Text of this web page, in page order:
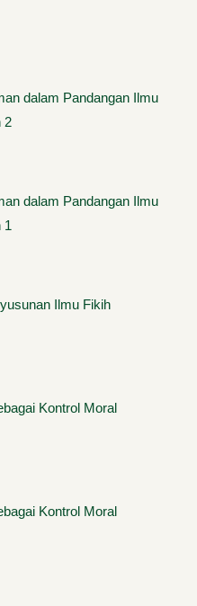
dalam Pandangan Ilmu
2
dalam Pandangan Ilmu
1
Ilmu Fikih
Kontrol Moral
Kontrol Moral